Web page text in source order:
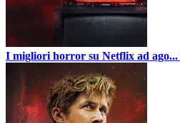
I migliori horror su Netflix ad ago...